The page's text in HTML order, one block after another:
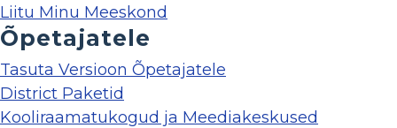
Liitu Minu Meeskond
Õpetajatele
Tasuta Versioon Õpetajatele
District Paketid
Kooliraamatukogud ja Meediakeskused